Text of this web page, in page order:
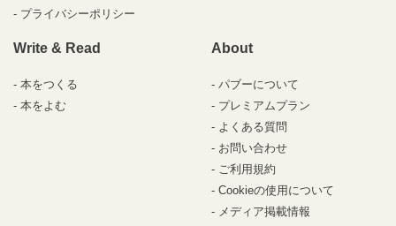
プライバシーポリシー
Write & Read
本をつくる
本をよむ
About
パブーについて
プレミアムプラン
よくある質問
お問い合わせ
ご利用規約
Cookieの使用について
メディア掲載情報